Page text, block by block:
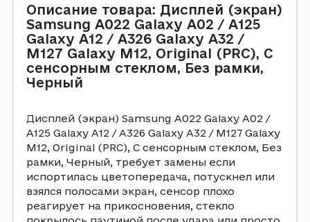
Описание товара: Дисплей (экран)
Samsung A022 Galaxy A02 / A125
Galaxy A12 / A326 Galaxy A32 /
M127 Galaxy M12, Original (PRC), С
сенсорным стеклом, Без рамки,
Черный
Дисплей (экран) Samsung A022 Galaxy A02 /
A125 Galaxy A12 / A326 Galaxy A32 / M127 Galaxy
M12, Original (PRC), С сенсорным стеклом, Без
рамки, Черный, требует замены если
испортилась цветопередача, потускнел или
взялся полосами экран, сенсор плохо
реагирует на прикосновения, стекло